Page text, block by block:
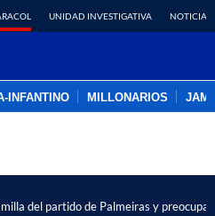
UNIDAD INVESTIGATIVA NOTICIAS
INFANTINO MILLONARIOS
del partido de Palmeiras y preocupa